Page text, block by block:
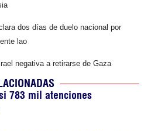
dos días de duelo nacional por
lao
negativa a retirarse de Gaza
783 mil atenciones